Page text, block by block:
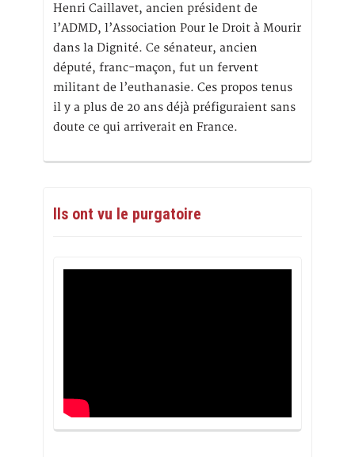
Henri Caillavet, ancien président de
l’ADMD, l’Association Pour le Droit à Mourir
dans la Dignité. Ce sénateur, ancien
député, franc-maçon, fut un fervent
militant de l’euthanasie. Ces propos tenus
il y a plus de 20 ans déjà préfiguraient sans
doute ce qui arriverait en France.
Ils ont vu le purgatoire